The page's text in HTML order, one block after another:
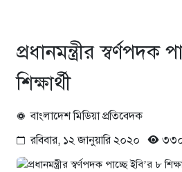
প্রধানমন্ত্রীর স্বর্ণপদক
শিক্ষার্থী
বাংলাদেশ মিডিয়া প্রতিবেদক
রবিবার, ১২ জানুয়ারি ২০২০
৩৩০